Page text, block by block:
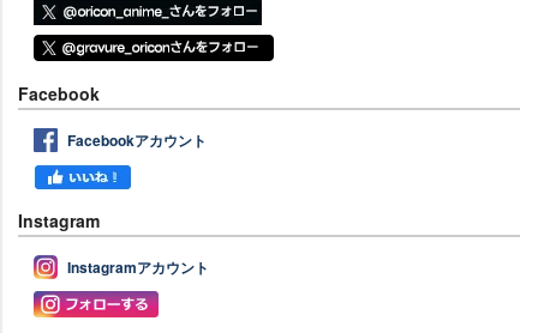
Facebook
Facebookアカウント
Instagram
Instagramアカウント